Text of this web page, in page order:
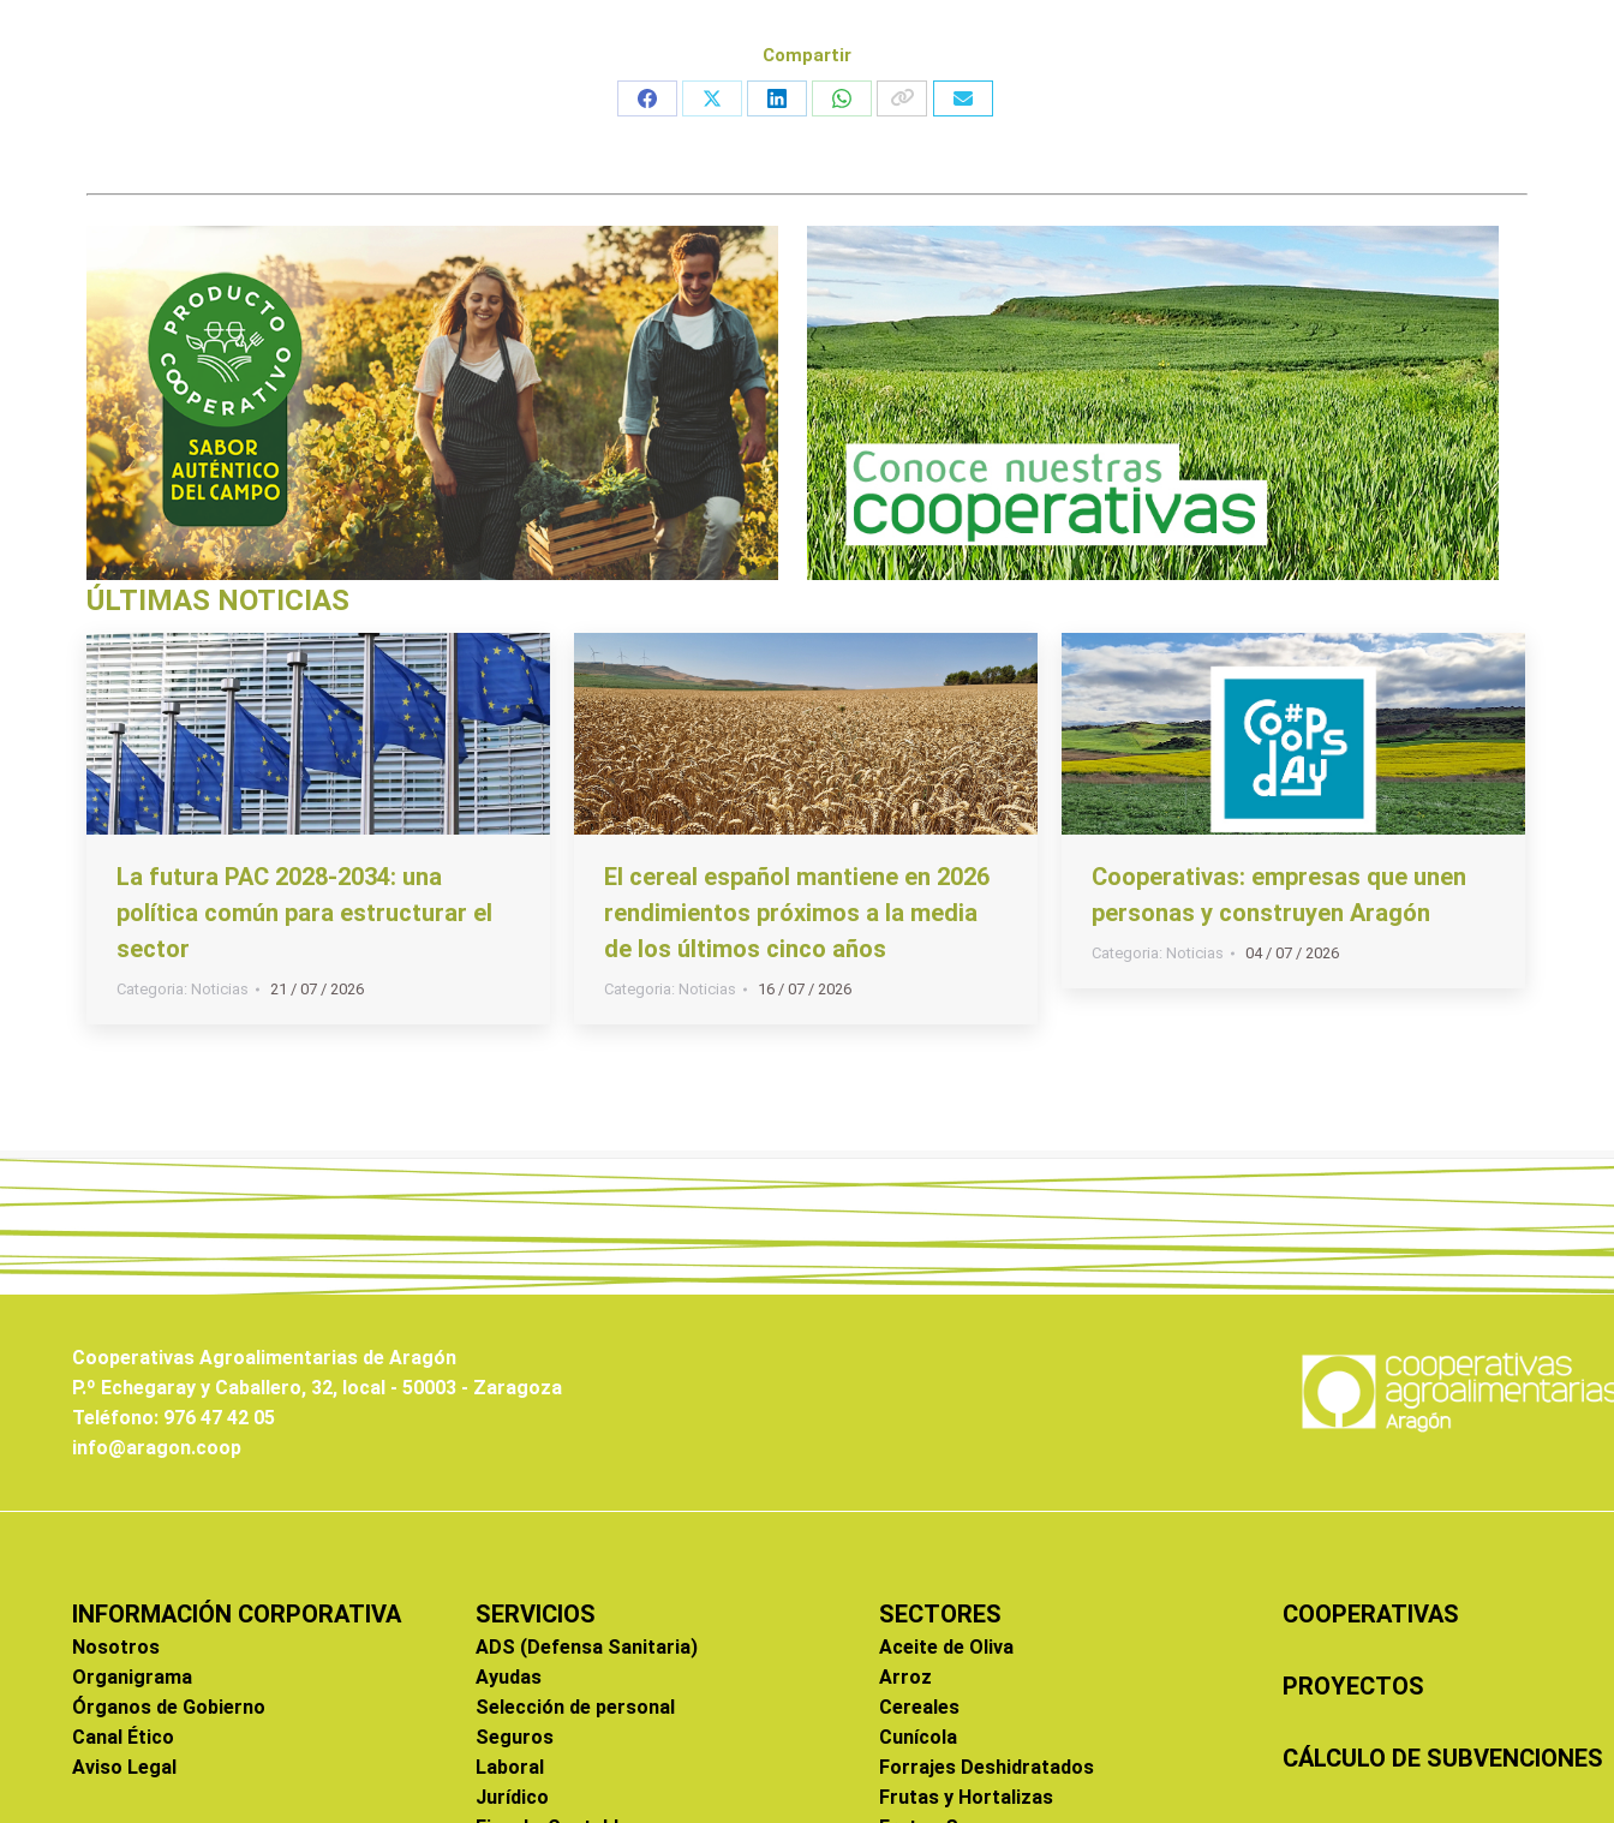
Compartir
Share
Share
Share
Share
ÚLTIMAS NOTICIAS
La futura PAC 2028-2034: una
política común para estructurar el
sector
Categoria: Noticias 21 / 07 / 2026
El cereal español mantiene en 2026
rendimientos próximos a la media
de los últimos cinco años
Categoria: Noticias 16 / 07 / 2026
Cooperativas: empresas que unen
personas y construyen Aragón
Categoria: Noticias 04 / 07 / 2026
Cooperativas Agroalimentarias de Aragón
P.º Echegaray y Caballero, 32, local - 50003 - Zaragoza
Teléfono: 976 47 42 05
info@aragon.coop
INFORMACIÓN CORPORATIVA
Nosotros
Organigrama
Órganos de Gobierno
Canal Ético
Aviso Legal
SERVICIOS
ADS (Defensa Sanitaria)
Ayudas
Selección de personal
Seguros
Laboral
Jurídico
SECTORES
Aceite de Oliva
Arroz
Cereales
Cunícola
Forrajes Deshidratados
Frutas y Hortalizas
COOPERATIVAS
PROYECTOS
CÁLCULO DE SUBVENCIONES